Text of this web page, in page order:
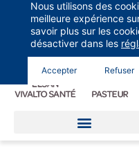
Nous utilisons des
meilleure expérience
savoir plus sur les
désactiver dans les
Accepter Refuser